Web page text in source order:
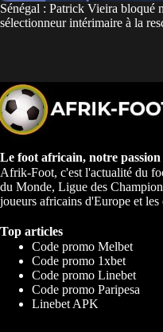
Sénégal : Patrick Vieira bloqué
sélectionneur intérimaire à la
Le foot africain, notre passion
Afrik-Foot, c'est l'actualité du
du Monde, Ligue des
joueurs africains d'Europe et
Top articles
Code promo Melbet
Code promo 1xbet
Code promo Linebet
Code promo Paripesa
Linebet APK